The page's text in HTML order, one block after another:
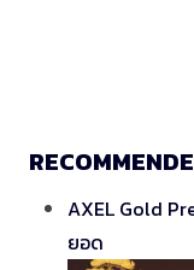
AXEL Gold
ยอด